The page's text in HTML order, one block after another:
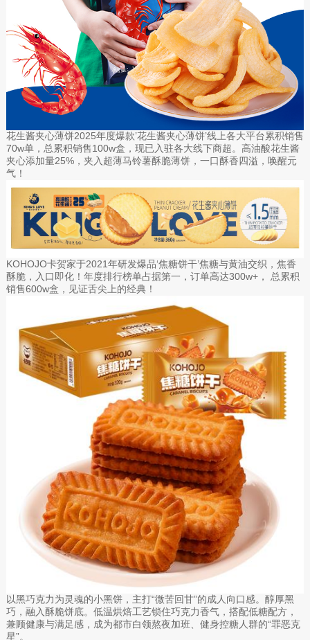
花生酱夹心薄饼2025年度爆款’花生酱夹心薄饼’线上各大平台累积销售
70w单，总累积销售100w盒，现已入驻各大线下商超。高油酸花生酱
夹心添加量25%，夹入超薄马铃薯酥脆薄饼，一口酥香四溢，唤醒元
气！
KOHOJO卡贺家于2021年研发爆品‘焦糖饼干’焦糖与黄油交织，焦香
酥脆，入口即化！年度排行榜单占据第一，订单高达300w+， 总累积
销售600w盒，见证舌尖上的经典！
以黑巧克力为灵魂的小黑饼，主打“微苦回甘”的成人向口感。醇厚黑
巧，融入酥脆饼底。低温烘焙工艺锁住巧克力香气，搭配低糖配方，
兼顾健康与满足感，成为都市白领熬夜加班、健身控糖人群的“罪恶克
星”。